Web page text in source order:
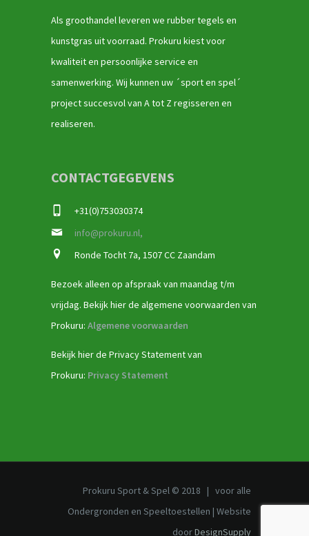
Als groothandel leveren we rubber tegels en
kunstgras uit voorraad. Prokuru kiest voor
kwaliteit en persoonlijke service en
samenwerking. Wij kunnen uw ´sport en spel´
project succesvol van A tot Z regisseren en
realiseren.
CONTACTGEGEVENS
+31(0)753030374
info@prokuru.nl,
Ronde Tocht 7a, 1507 CC Zaandam
Bezoek alleen op afspraak van maandag t/m
vrijdag. Bekijk hier de algemene voorwaarden van
Prokuru: Algemene voorwaarden
Bekijk hier de Privacy Statement van
Prokuru: Privacy Statement
Prokuru Sport & Spel © 2018 | voor alle
Ondergronden en Speeltoestellen | Website
doorDesignSupply